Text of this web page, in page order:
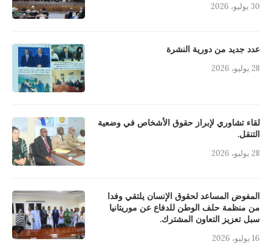
30 يوليو، 2026
عدد جديد من دورية النشرة
28 يوليو، 2026
لقاء تشاوري لإبراز حقوق الأشخاص في وضعية
التنقل.
28 يوليو، 2026
المفوض المساعد لحقوق الإنسان يلتقي وفدا
من منظمة حلف الوطن للدفاع عن موريتانيا
سبل تعزيز التعاون المشترك.
16 يوليو، 2026